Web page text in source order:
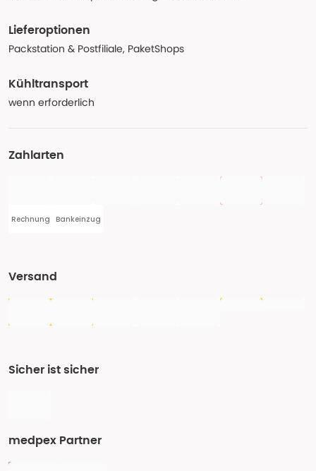
Lieferoptionen
Packstation & Postfiliale, PaketShops
Kühltransport
wenn erforderlich
Zahlarten
Rechnung Bankeinzug
Versand
Sicher ist sicher
medpex Partner